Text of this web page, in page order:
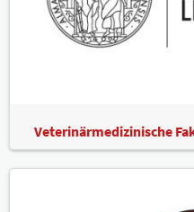
Veterinärmedizinische